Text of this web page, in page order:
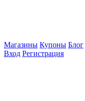
Магазины Купоны Блог
Вход Регистрация